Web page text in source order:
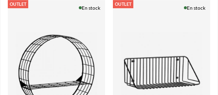
OUTLET
En stock
OUTLET
En stock